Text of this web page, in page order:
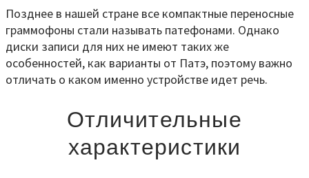
Позднее в нашей стране все компактные переносные
граммофоны стали называть патефонами. Однако
диски записи для них не имеют таких же
особенностей, как варианты от Патэ, поэтому важно
отличать о каком именно устройстве идет речь.
Отличительные
характеристики